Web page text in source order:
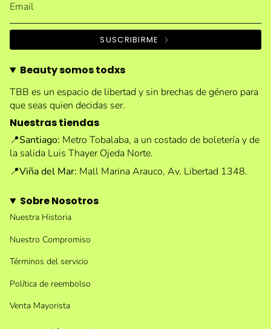
SUSCRIBIRME
Beauty somos todxs
TBB es un espacio de libertad y sin brechas de género para
que seas quien decidas ser.
Nuestras tiendas
📍Santiago: Metro Tobalaba, a un costado de boletería y de
la salida Luis Thayer Ojeda Norte.
📍Viña del Mar: Mall Marina Arauco, Av. Libertad 1348.
Sobre Nosotros
Nuestra Historia
Nuestro Compromiso
Términos del servicio
Política de reembolso
Venta Mayorista